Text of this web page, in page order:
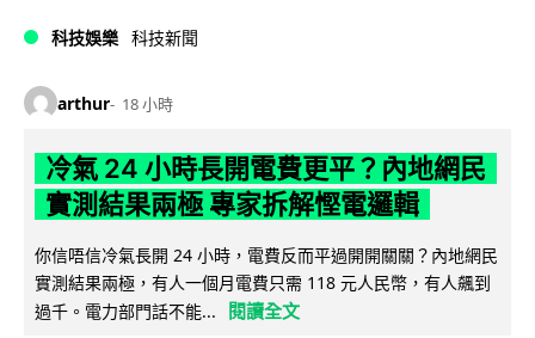
科技娛樂 科技新聞
arthur 18 小時
冷氣 24 小時長開電費更平？內地網民
實測結果兩極 專家拆解慳電邏輯
你信唔信冷氣長開 24 小時，電費反而平過開開關關？內地網民
實測結果兩極，有人一個月電費只需 118 元人民幣，有人飆到
過千。電力部門話不能...
閱讀全文